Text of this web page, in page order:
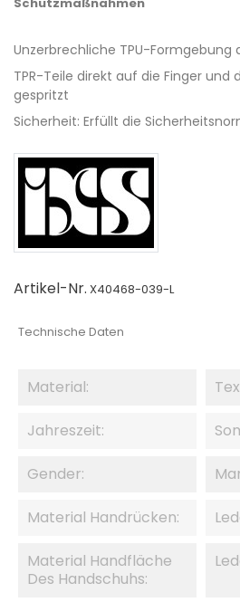
Unzerbrechliche TPU-Formgebung
TPR-Teile direkt auf die Finger und
gespritzt
Sicherheit: Erfüllt die
Artikel-Nr. X40468-039-L
Technische Daten
Material:
Jahreszeit:
Gender:
Material Handrücken:
Material Handfläche
Des Handschuhs: